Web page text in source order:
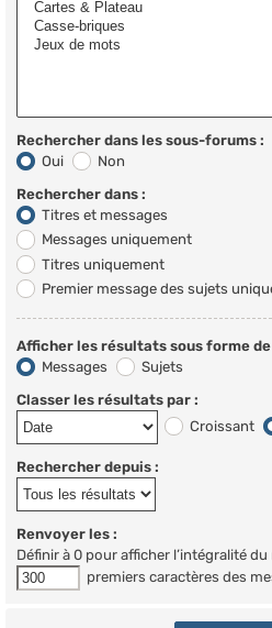
Rechercher dans les sous-forums :
Oui
Non
Rechercher dans :
Titres et messages
Messages uniquement
Titres uniquement
Premier message des sujets
Afficher les résultats sous forme de
Messages
Sujets
Classer les résultats par :
Croissant
Rechercher depuis :
Renvoyer les :
Définir à 0 pour afficher l’intégralité du
premiers caractères des